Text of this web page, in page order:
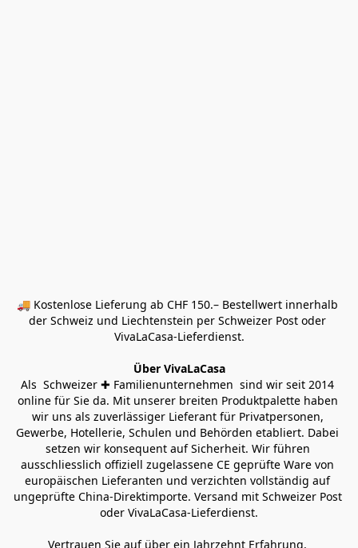
🚚 Kostenlose Lieferung ab CHF 150.– Bestellwert innerhalb
der Schweiz und Liechtenstein per Schweizer Post oder
VivaLaCasa-Lieferdienst.
Über VivaLaCasa
Als  Schweizer ✚ Familienunternehmen  sind wir seit 2014
online für Sie da. Mit unserer breiten Produktpalette haben
wir uns als zuverlässiger Lieferant für Privatpersonen,
Gewerbe, Hotellerie, Schulen und Behörden etabliert. Dabei
setzen wir konsequent auf Sicherheit. Wir führen
ausschliesslich offiziell zugelassene CE geprüfte Ware von
europäischen Lieferanten und verzichten vollständig auf
ungeprüfte China-Direktimporte. Versand mit Schweizer Post
oder VivaLaCasa-Lieferdienst.
Vertrauen Sie auf über ein Jahrzehnt Erfahrung,